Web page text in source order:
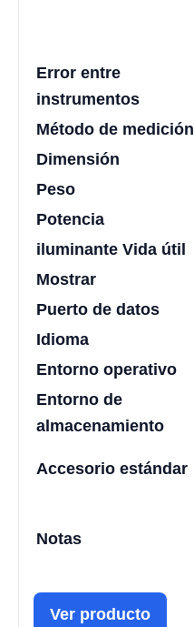
Error entre
instrumentos
Método de medición
Dimensión
Peso
Potencia
iluminante Vida útil
Mostrar
Puerto de datos
Idioma
Entorno operativo
Entorno de
almacenamiento
Accesorio estándar
Notas
Ver producto